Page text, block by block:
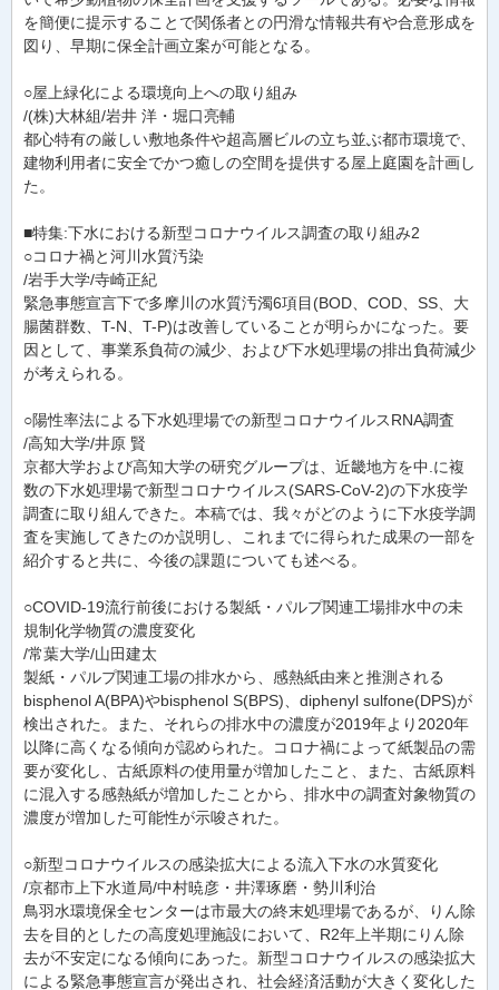
を簡便に提示することで関係者との円滑な情報共有や合意形成を
図り、早期に保全計画立案が可能となる。
○屋上緑化による環境向上への取り組み
/(株)大林組/岩井 洋・堀口亮輔
都心特有の厳しい敷地条件や超高層ビルの立ち並ぶ都市環境で、
建物利用者に安全でかつ癒しの空間を提供する屋上庭園を計画し
た。
■特集:下水における新型コロナウイルス調査の取り組み2
○コロナ禍と河川水質汚染
/岩手大学/寺崎正紀
緊急事態宣言下で多摩川の水質汚濁6項目(BOD、COD、SS、大
腸菌群数、T-N、T-P)は改善していることが明らかになった。要
因として、事業系負荷の減少、および下水処理場の排出負荷減少
が考えられる。
○陽性率法による下水処理場での新型コロナウイルスRNA調査
/高知大学/井原 賢
京都大学および高知大学の研究グループは、近畿地方を中.に複
数の下水処理場で新型コロナウイルス(SARS-CoV-2)の下水疫学
調査に取り組んできた。本稿では、我々がどのように下水疫学調
査を実施してきたのか説明し、これまでに得られた成果の一部を
紹介すると共に、今後の課題についても述べる。
○COVID-19流行前後における製紙・パルプ関連工場排水中の未
規制化学物質の濃度変化
/常葉大学/山田建太
製紙・パルプ関連工場の排水から、感熱紙由来と推測される
bisphenol A(BPA)やbisphenol S(BPS)、diphenyl sulfone(DPS)が
検出された。また、それらの排水中の濃度が2019年より2020年
以降に高くなる傾向が認められた。コロナ禍によって紙製品の需
要が変化し、古紙原料の使用量が増加したこと、また、古紙原料
に混入する感熱紙が増加したことから、排水中の調査対象物質の
濃度が増加した可能性が示唆された。
○新型コロナウイルスの感染拡大による流入下水の水質変化
/京都市上下水道局/中村暁彦・井澤琢磨・勢川利治
鳥羽水環境保全センターは市最大の終末処理場であるが、りん除
去を目的としたの高度処理施設において、R2年上半期にりん除
去が不安定になる傾向にあった。新型コロナウイルスの感染拡大
による緊急事態宣言が発出され、社会経済活動が大きく変化した